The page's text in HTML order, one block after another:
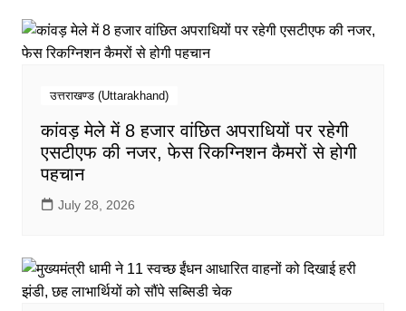
उत्तराखण्ड (Uttarakhand)
कांवड़ मेले में 8 हजार वांछित अपराधियों पर रहेगी
एसटीएफ की नजर, फेस रिकग्निशन कैमरों से होगी
पहचान
July 28, 2026